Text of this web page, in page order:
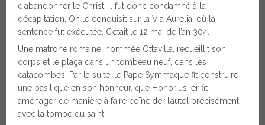
d’abandonner le Christ. Il fut donc condamné à la
décapitation. On le conduisit sur la Via Aurelia, où la
sentence fut exécutée. C’était le 12 mai de l’an 304.
Une matrone romaine, nommée Ottavilla, recueillit son
corps et le plaça dans un tombeau neuf, dans les
catacombes. Par la suite, le Pape Symmaque fit construire
une basilique en son honneur, que Honorius Ier fit
aménager de manière à faire coïncider l’autel précisément
avec la tombe du saint.